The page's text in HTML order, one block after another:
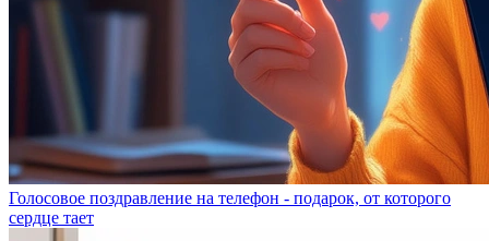
Голосовое поздравление на телефон - подарок, от которого
сердце тает